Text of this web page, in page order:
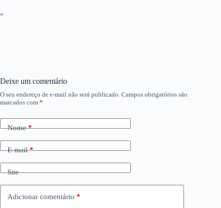
“
Deixe um comentário
O seu endereço de e-mail não será publicado. Campos obrigatórios são
marcados com *
Nome*
E-mail*
Site
Adicionar comentário *